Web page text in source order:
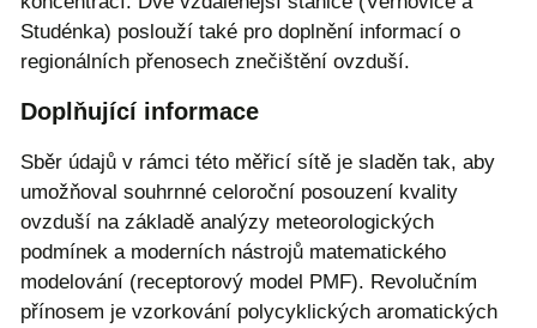
Studénka) poslouží také pro doplnění informací o
regionálních přenosech znečištění ovzduší.
Doplňující informace
Sběr údajů v rámci této měřicí sítě je sladěn tak, aby
umožňoval souhrnné celoroční posouzení kvality
ovzduší na základě analýzy meteorologických
podmínek a moderních nástrojů matematického
modelování (receptorový model PMF). Revolučním
přínosem je vzorkování polycyklických aromatických